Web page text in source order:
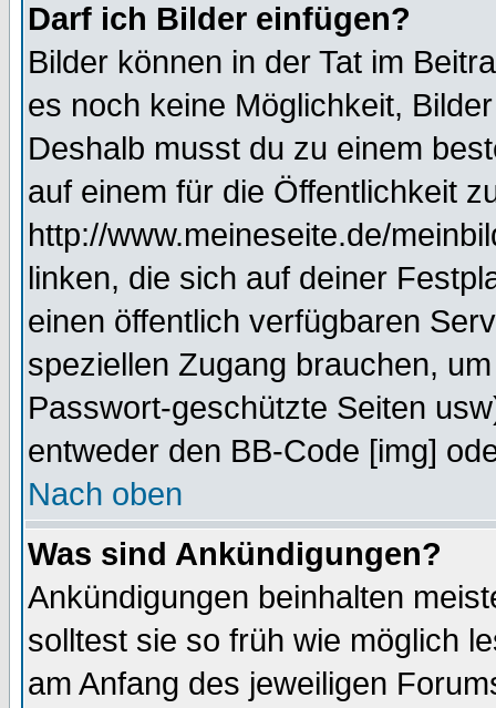
Darf ich Bilder einfügen?
Bilder können in der Tat im
es noch keine Möglichkeit,
Deshalb musst du zu einem
auf einem für die Öffentlichkeit
http://www.meineseite.de/
linken, die sich auf deiner
einen öffentlich verfügbaren
speziellen Zugang brauchen,
Passwort-geschützte Seiten
entweder den BB-Code [img]
Nach oben
Was sind Ankündigungen?
Ankündigungen beinhalten
solltest sie so früh wie möglich
am Anfang des jeweiligen